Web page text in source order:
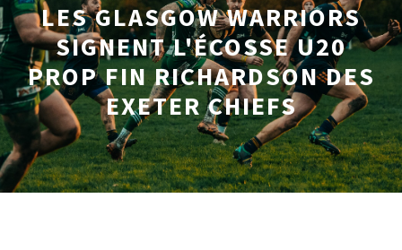
LES GLASGOW WARRIORS
SIGNENT L'ÉCOSSE U20
PROP FIN RICHARDSON DES
EXETER CHIEFS